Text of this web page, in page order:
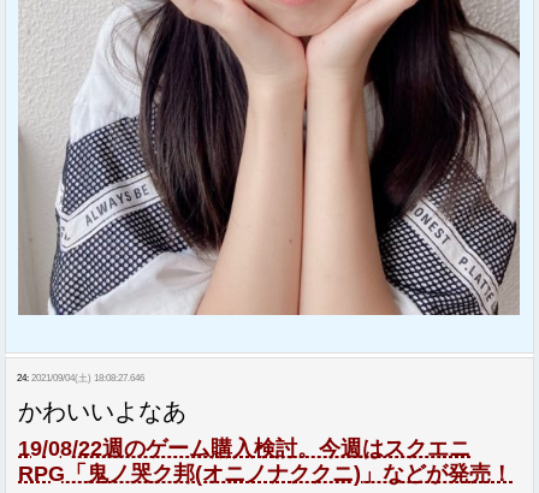
24: 2021/09/04(土) 18:08:27.646
かわいいよなあ
19/08/22週のゲーム購入検討。今週はスクエニ
RPG「鬼ノ哭ク邦(オニノナククニ)」などが発売！